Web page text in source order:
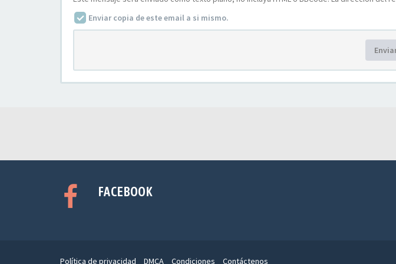
Enviar copia de este email a si mismo.
FACEBOOK
Política de privacidad DMCA Condiciones Contáctenos